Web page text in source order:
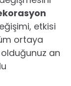
etkisi
ortaya
an